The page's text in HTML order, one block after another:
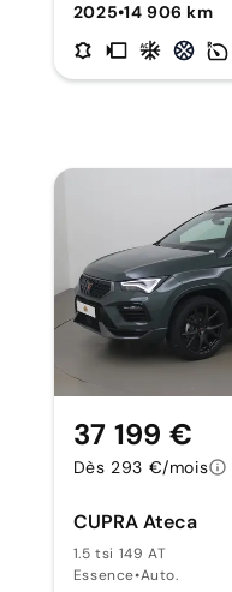
2025•14 906 km
CUPRA Ateca
1.5 tsi 149 AT
Essence•Auto.
37 199 €
Dès 293 €/mois